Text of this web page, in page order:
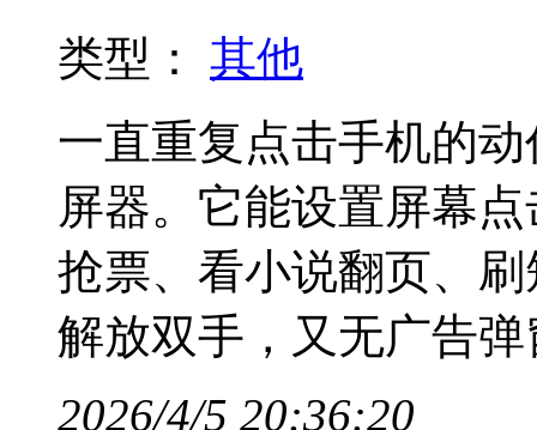
类型： 其他
一直重复点击手机的
屏器。它能设置屏幕
抢票、看小说翻页、
解放双手，又无广告
2026/4/5 20:36:20